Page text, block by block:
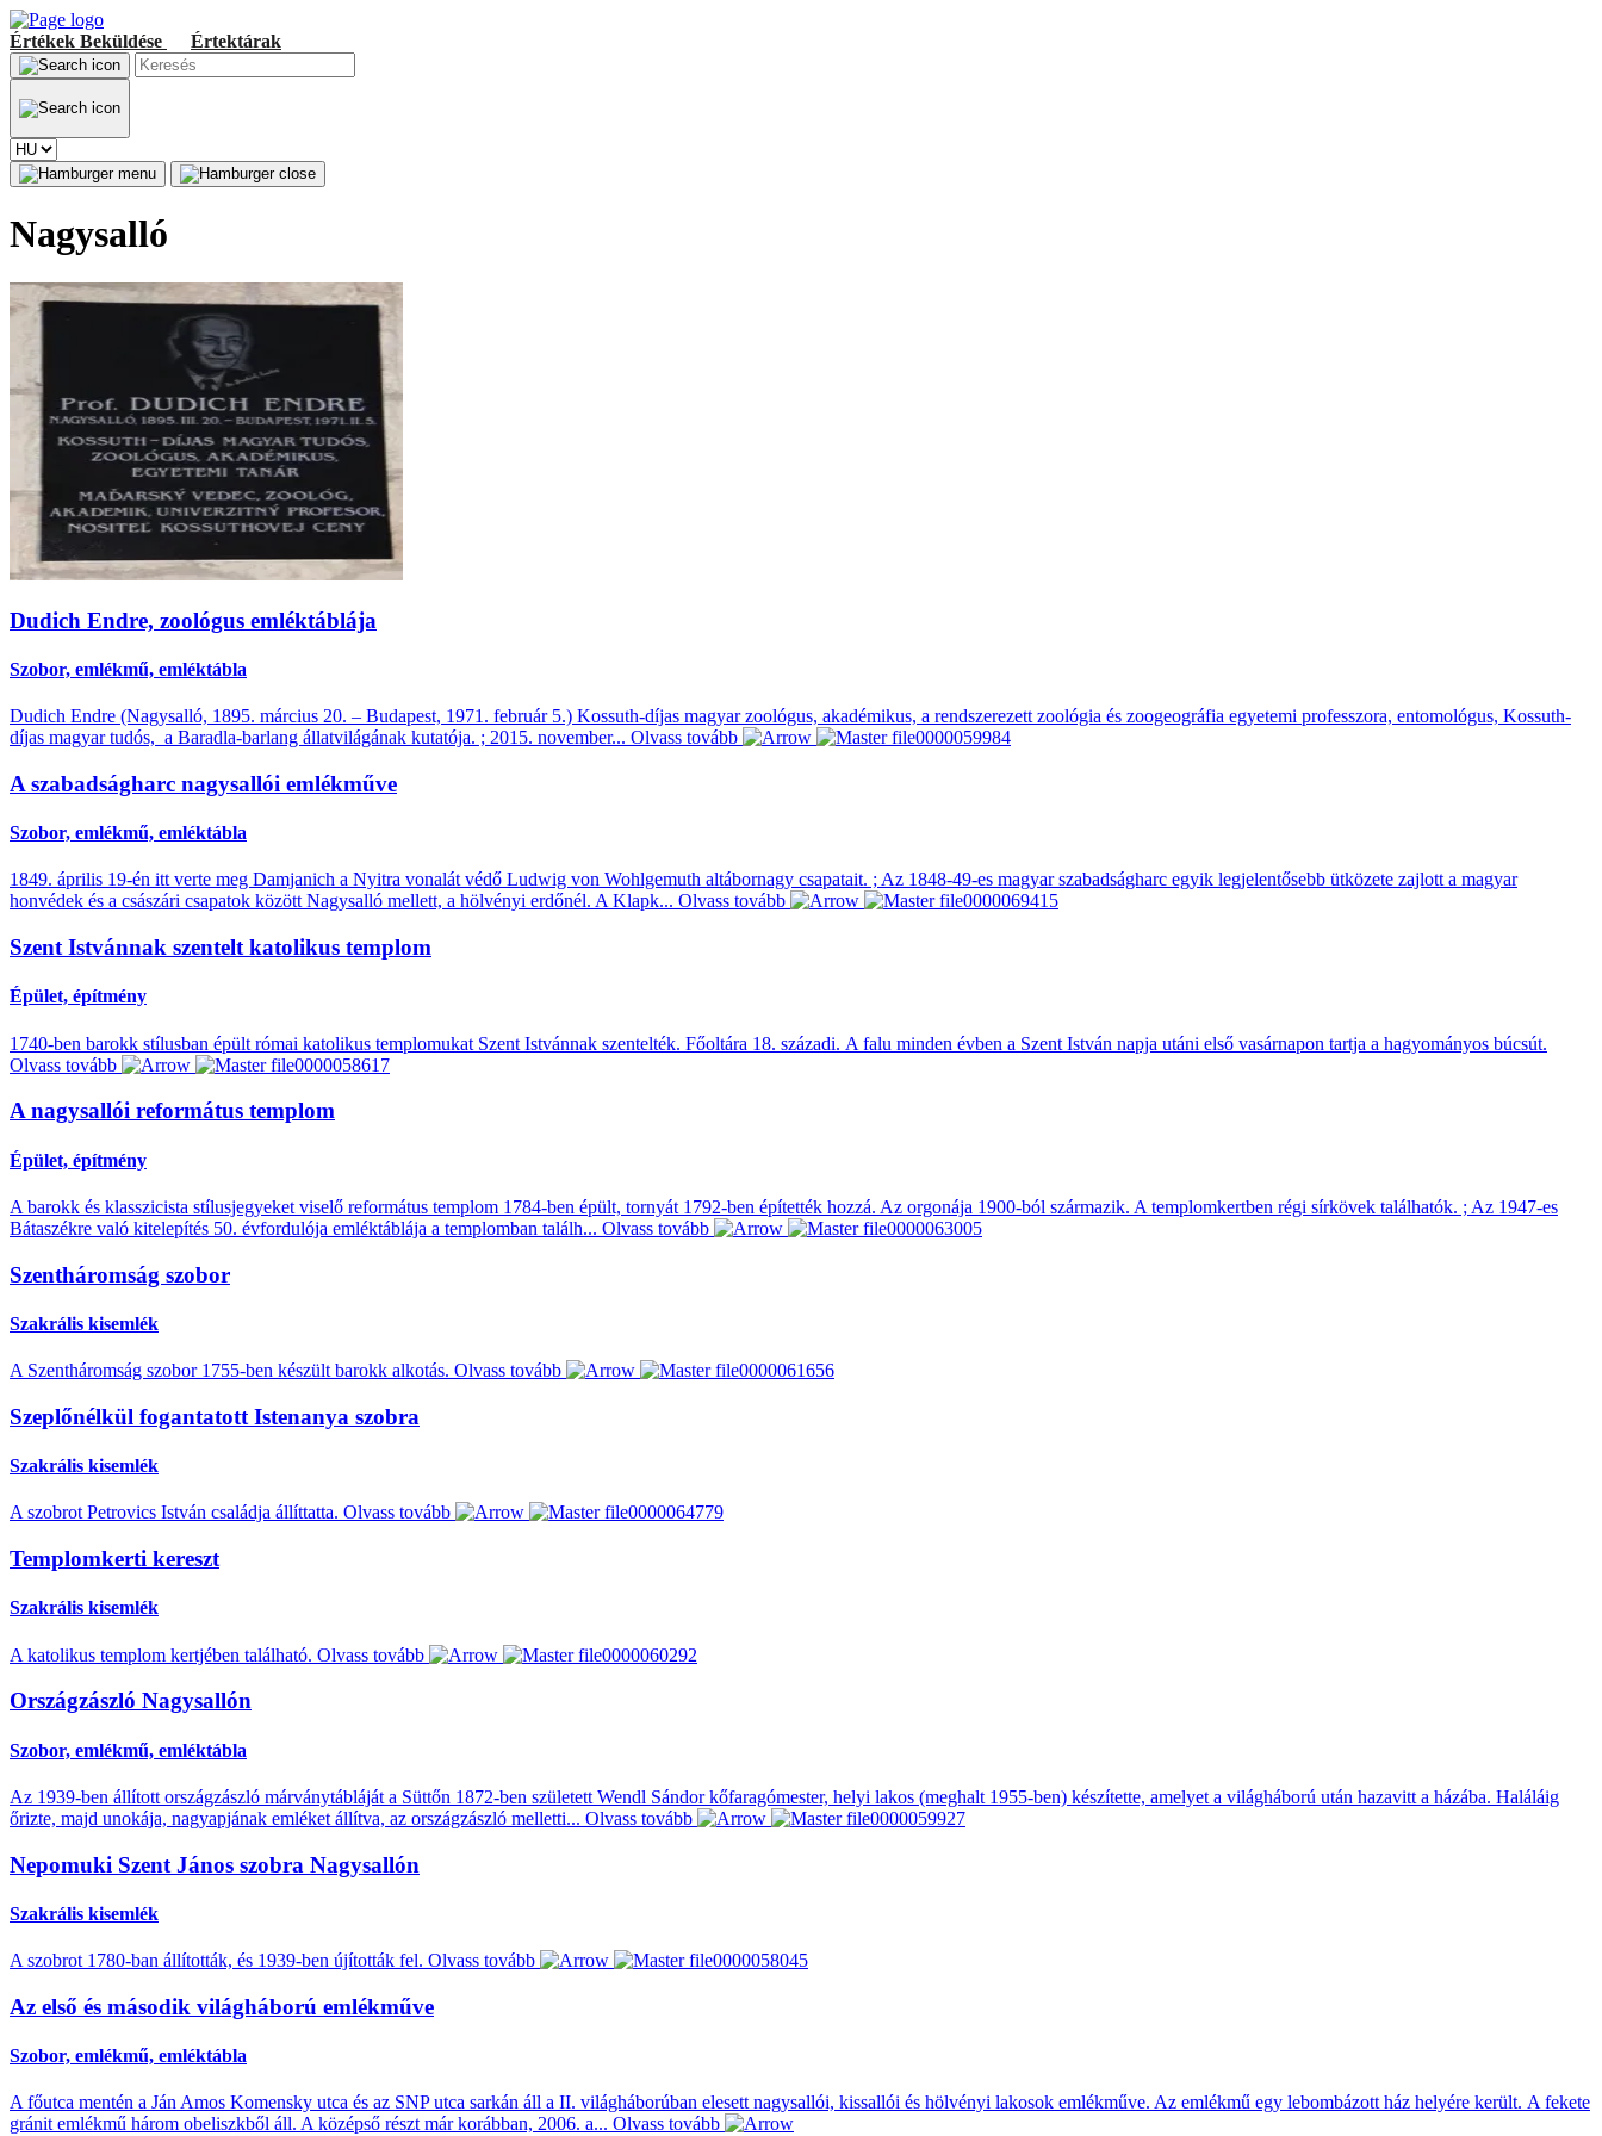
Értékek Beküldése Értektárak
Nagysalló
Dudich Endre, zoológus emléktáblája
Szobor, emlékmű, emléktábla
Dudich Endre (Nagysalló, 1895. március 20. – Budapest, 1971. február 5.) Kossuth-díjas magyar zoológus, akadémikus, a rendszerezett zoológia és zoogeográfia egyetemi professzora, entomológus, Kossuth-
díjas magyar tudós, a Baradla-barlang állatvilágának kutatója. ; 2015. november... Olvass tovább
A szabadságharc nagysallói emlékműve
Szobor, emlékmű, emléktábla
1849. április 19-én itt verte meg Damjanich a Nyitra vonalát védő Ludwig von Wohlgemuth altábornagy csapatait. ; Az 1848-49-es magyar szabadságharc egyik legjelentősebb ütközete zajlott a magyar
honvédek és a császári csapatok között Nagysalló mellett, a hölvényi erdőnél. A Klapk... Olvass tovább
Szent Istvánnak szentelt katolikus templom
Épület, építmény
1740-ben barokk stílusban épült római katolikus templomukat Szent Istvánnak szentelték. Főoltára 18. századi. A falu minden évben a Szent István napja utáni első vasárnapon tartja a hagyományos búcsút.
Olvass tovább
A nagysallói református templom
Épület, építmény
A barokk és klasszicista stílusjegyeket viselő református templom 1784-ben épült, tornyát 1792-ben építették hozzá. Az orgonája 1900-ból származik. A templomkertben régi sírkövek találhatók. ; Az 1947-es
Bátaszékre való kitelepítés 50. évfordulója emléktáblája a templomban találh... Olvass tovább
Szentháromság szobor
Szakrális kisemlék
A Szentháromság szobor 1755-ben készült barokk alkotás. Olvass tovább
Szeplőnélkül fogantatott Istenanya szobra
Szakrális kisemlék
A szobrot Petrovics István családja állíttatta. Olvass tovább
Templomkerti kereszt
Szakrális kisemlék
A katolikus templom kertjében található. Olvass tovább
Országzászló Nagysallón
Szobor, emlékmű, emléktábla
Az 1939-ben állított országzászló márványtábláját a Süttőn 1872-ben született Wendl Sándor kőfaragómester, helyi lakos (meghalt 1955-ben) készítette, amelyet a világháború után hazavitt a házába. Haláláig
őrizte, majd unokája, nagyapjának emléket állítva, az országzászló melletti... Olvass tovább
Nepomuki Szent János szobra Nagysallón
Szakrális kisemlék
A szobrot 1780-ban állították, és 1939-ben újították fel. Olvass tovább
Az első és második világháború emlékműve
Szobor, emlékmű, emléktábla
A főutca mentén a Ján Amos Komensky utca és az SNP utca sarkán áll a II. világháborúban elesett nagysallói, kissallói és hölvényi lakosok emlékműve. Az emlékmű egy lebombázott ház helyére került. A fekete
gránit emlékmű három obeliszkből áll. A középső részt már korábban, 2006. a... Olvass tovább